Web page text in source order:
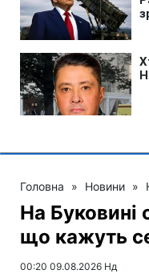
Головна » Новини »
На Буковині
що кажуть
00:20 09.08.2026 Нд